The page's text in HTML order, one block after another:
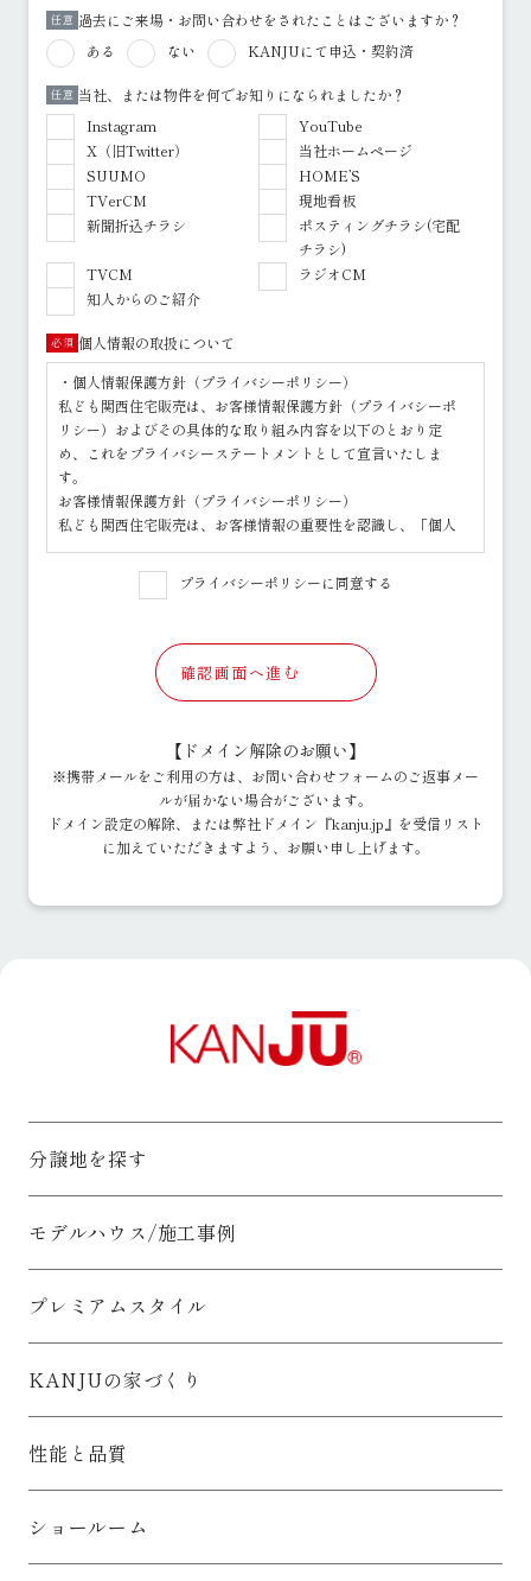
任意 過去にご来場・お問い合わせをされたことはございますか？
ある
ない KANJUにて申込・契約済
任意 当社、または物件を何でお知りになられましたか？
Instagram
YouTube
X（旧Twitter）
当社ホームページ
SUUMO
HOME’S
TVerCM
現地看板
新聞折込チラシ
ポスティングチラシ(宅配
チラシ)
TVCM
ラジオCM
知人からのご紹介
必須 個人情報の取扱について
・個人情報保護方針（プライバシーポリシー）
私ども関西住宅販売は、お客様情報保護方針（プライバシーポ
リシー）およびその具体的な取り組み内容を以下のとおり定
め、これをプライバシーステートメントとして宣言いたしま
す。
お客様情報保護方針（プライバシーポリシー）
私ども関西住宅販売は、お客様情報の重要性を認識し、「個人
情報の保護に関する法律」その他の関係法令を遵守するととも
に、以下の方針に基づきお客様情報を取り扱います。
1.お客様情報の利用目的について
際にお客様に明示いたします。
○ その利用目的の達成に必要な範囲内でお客様情報を取り扱い
3.お客様情報の安全管理について
○ お客様情報の漏えい、紛失、破壊、改ざん等を防止するた
め、必要な対策を講じて適切な安全管理をおこないます。
4.組織体制について
社員、嘱託社員、派遣社員等）、その他関係者に周知徹底して
第三者に提供することはありません。
6.お客様情報の業務委託先への提供について
○ 利用目的の達成に必要な範囲内でお客様情報を業務委託先へ
○ 業務委託先については、適切にお客様情報を取り扱う者を選
7.お客様情報の共同利用について
8.お客様情報の開示、訂正、削除、利用停止等について
および範囲で、誠意をもって速やかに対応します。
1.お客様情報の利用目的について
住所等によりお客様個人を識別できるものをいいます。）
供や販売活動をおこなうために利用いたします。
2) 関西住宅販売からの下記事業に関する情報提供や販売活動、
等）をおこなうために利用いたします。
プライバシーポリシーに同意する
確認画面へ進む
【ドメイン解除のお願い】
※携帯メールをご利用の方は、お問い合わせフォームのご返事メー
ルが届かない場合がございます。
ドメイン設定の解除、または弊社ドメイン『kanju.jp』を受信リスト
に加えていただきますよう、お願い申し上げます。
分譲地を探す
モデルハウス/施工事例
プレミアムスタイル
KANJUの家づくり
性能と品質
ショールーム